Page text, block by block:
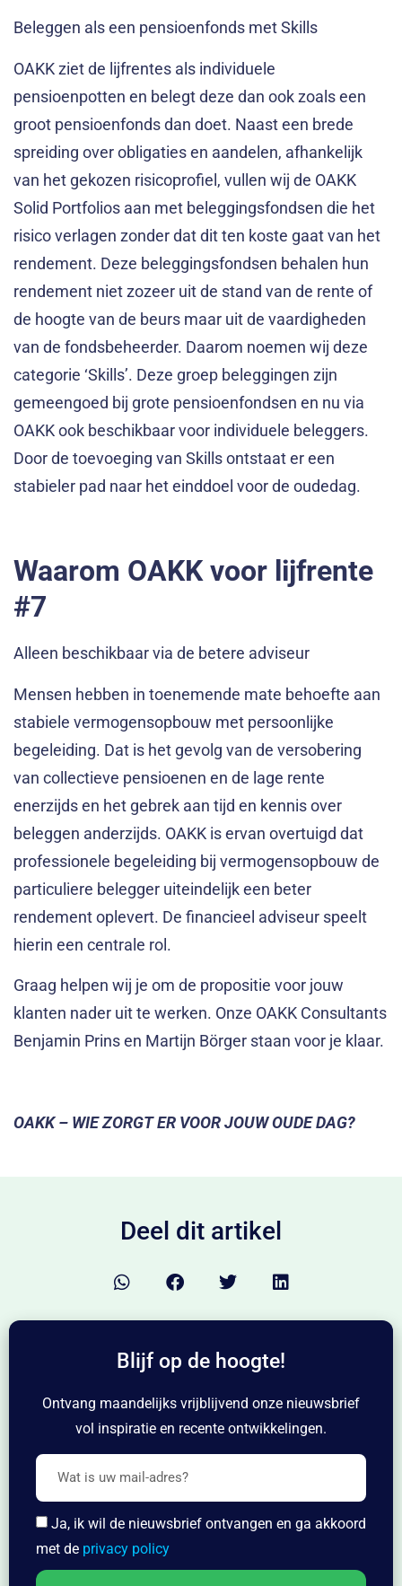
Beleggen als een pensioenfonds met Skills
OAKK ziet de lijfrentes als individuele
pensioenpotten en belegt deze dan ook zoals een
groot pensioenfonds dan doet. Naast een brede
spreiding over obligaties en aandelen, afhankelijk
van het gekozen risicoprofiel, vullen wij de OAKK
Solid Portfolios aan met beleggingsfondsen die het
risico verlagen zonder dat dit ten koste gaat van het
rendement. Deze beleggingsfondsen behalen hun
rendement niet zozeer uit de stand van de rente of
de hoogte van de beurs maar uit de vaardigheden
van de fondsbeheerder. Daarom noemen wij deze
categorie ‘Skills’. Deze groep beleggingen zijn
gemeengoed bij grote pensioenfondsen en nu via
OAKK ook beschikbaar voor individuele beleggers.
Door de toevoeging van Skills ontstaat er een
stabieler pad naar het einddoel voor de oudedag.
Waarom OAKK voor lijfrente
#7
Alleen beschikbaar via de betere adviseur
Mensen hebben in toenemende mate behoefte aan
stabiele vermogensopbouw met persoonlijke
begeleiding. Dat is het gevolg van de versobering
van collectieve pensioenen en de lage rente
enerzijds en het gebrek aan tijd en kennis over
beleggen anderzijds. OAKK is ervan overtuigd dat
professionele begeleiding bij vermogensopbouw de
particuliere belegger uiteindelijk een beter
rendement oplevert. De financieel adviseur speelt
hierin een centrale rol.
Graag helpen wij je om de propositie voor jouw
klanten nader uit te werken. Onze OAKK Consultants
Benjamin Prins en Martijn Börger staan voor je klaar.
OAKK – WIE ZORGT ER VOOR JOUW OUDE DAG?
Deel dit artikel
Blijf op de hoogte!
Ontvang maandelijks vrijblijvend onze nieuwsbrief
vol inspiratie en recente ontwikkelingen.
Ja, ik wil de nieuwsbrief ontvangen en ga akkoord
met de privacy policy